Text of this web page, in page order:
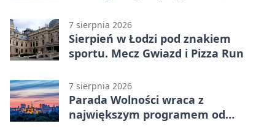
7 sierpnia 2026
Sierpień w Łodzi pod znakiem
sportu. Mecz Gwiazd i Pizza Run
7 sierpnia 2026
Parada Wolności wraca z
największym programem od